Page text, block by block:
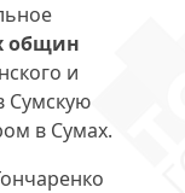
общин
и
Сумскую
в Сумах.